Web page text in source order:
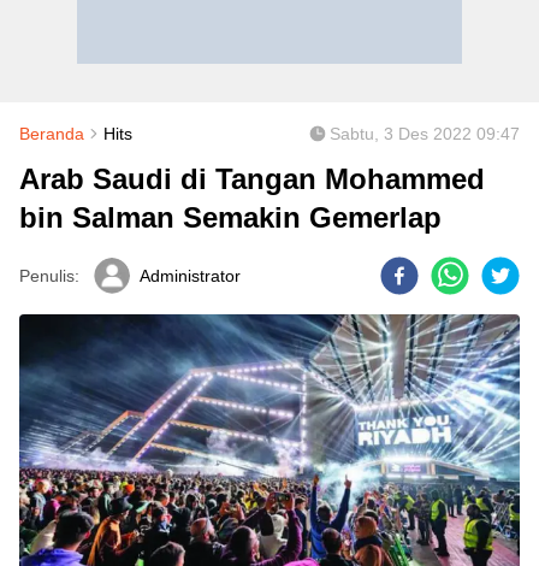
Beranda Hits Sabtu, 3 Des 2022 09:47
Arab Saudi di Tangan Mohammed
bin Salman Semakin Gemerlap
Penulis: Administrator